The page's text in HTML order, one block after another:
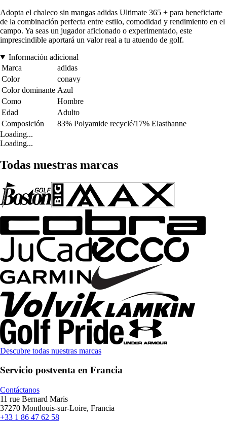
Adopta el chaleco sin mangas adidas Ultimate 365 + para beneficiarte
de la combinación perfecta entre estilo, comodidad y rendimiento en el
campo. Ya seas un jugador aficionado o experimentado, este
imprescindible aportará un valor real a tu atuendo de golf.
Información adicional
Marca
adidas
Color
conavy
Color dominante Azul
Como
Hombre
Edad
Adulto
Composición
83% Polyamide recyclé/17% Elasthanne
Loading...
Loading...
Todas nuestras marcas
Descubre todas nuestras marcas
Servicio postventa en Francia
Contáctanos
11 rue Bernard Maris
37270 Montlouis-sur-Loire, Francia
+33 1 86 47 62 58